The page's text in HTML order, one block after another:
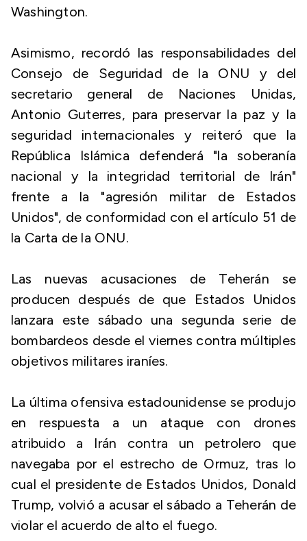
Washington.
Asimismo, recordó las responsabilidades del
Consejo de Seguridad de la ONU y del
secretario general de Naciones Unidas,
Antonio Guterres, para preservar la paz y la
seguridad internacionales y reiteró que la
República Islámica defenderá "la soberanía
nacional y la integridad territorial de Irán"
frente a la "agresión militar de Estados
Unidos", de conformidad con el artículo 51 de
la Carta de la ONU.
Las nuevas acusaciones de Teherán se
producen después de que Estados Unidos
lanzara este sábado una segunda serie de
bombardeos desde el viernes contra múltiples
objetivos militares iraníes.
La última ofensiva estadounidense se produjo
en respuesta a un ataque con drones
atribuido a Irán contra un petrolero que
navegaba por el estrecho de Ormuz, tras lo
cual el presidente de Estados Unidos, Donald
Trump, volvió a acusar el sábado a Teherán de
violar el acuerdo de alto el fuego.